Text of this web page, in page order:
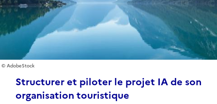
Structurer et piloter le projet IA de son
organisation touristique
AdobeStock